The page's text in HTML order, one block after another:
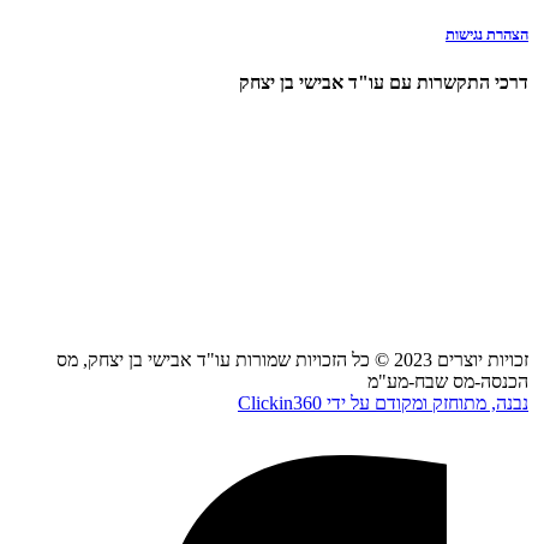
הצהרת נגישות
דרכי התקשרות עם עו"ד אבישי בן יצחק
זכויות יוצרים 2023 © כל הזכויות שמורות עו"ד אבישי בן יצחק, מס
הכנסה-מס שבח-מע"מ
נבנה, מתוחזק ומקודם על ידי Clickin360